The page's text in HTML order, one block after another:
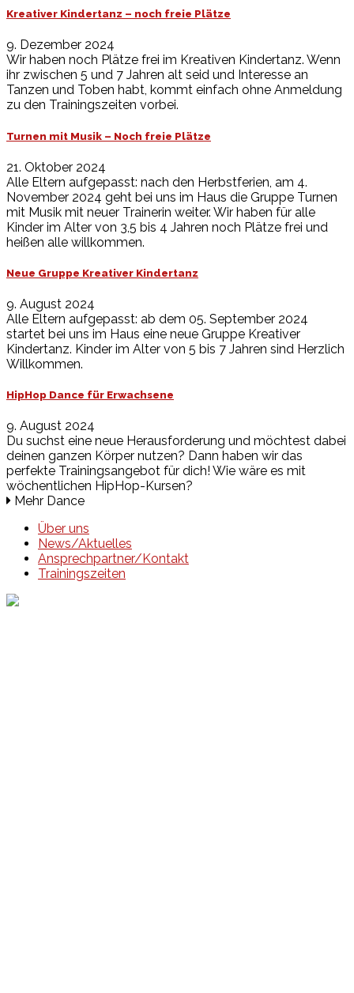
Kreativer Kindertanz – noch freie Plätze
9. Dezember 2024
Wir haben noch Plätze frei im Kreativen Kindertanz. Wenn
ihr zwischen 5 und 7 Jahren alt seid und Interesse an
Tanzen und Toben habt, kommt einfach ohne Anmeldung
zu den Trainingszeiten vorbei.
Turnen mit Musik – Noch freie Plätze
21. Oktober 2024
Alle Eltern aufgepasst: nach den Herbstferien, am 4.
November 2024 geht bei uns im Haus die Gruppe Turnen
mit Musik mit neuer Trainerin weiter. Wir haben für alle
Kinder im Alter von 3,5 bis 4 Jahren noch Plätze frei und
heißen alle willkommen.
Neue Gruppe Kreativer Kindertanz
9. August 2024
Alle Eltern aufgepasst: ab dem 05. September 2024
startet bei uns im Haus eine neue Gruppe Kreativer
Kindertanz. Kinder im Alter von 5 bis 7 Jahren sind Herzlich
Willkommen.
HipHop Dance für Erwachsene
9. August 2024
Du suchst eine neue Herausforderung und möchtest dabei
deinen ganzen Körper nutzen? Dann haben wir das
perfekte Trainingsangebot für dich! Wie wäre es mit
wöchentlichen HipHop-Kursen?
Mehr Dance
Über uns
News/Aktuelles
Ansprechpartner/Kontakt
Trainingszeiten